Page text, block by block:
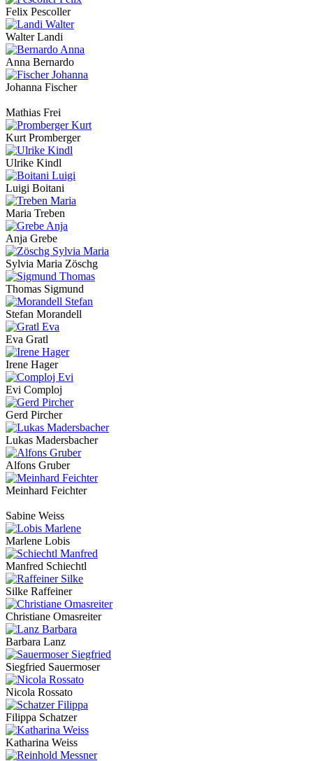
Felix Pescoller
Walter Landi
Anna Bernardo
Johanna Fischer
Mathias Frei
Kurt Promberger
Ulrike Kindl
Luigi Boitani
Maria Treben
Anja Grebe
Sylvia Maria Zöschg
Thomas Sigmund
Stefan Morandell
Eva Gratl
Irene Hager
Evi Comploj
Gerd Pircher
Lukas Madersbacher
Alfons Gruber
Meinhard Feichter
Sabine Weiss
Marlene Lobis
Manfred Schiechtl
Silke Raffeiner
Christiane Omasreiter
Barbara Lanz
Siegfried Sauermoser
Nicola Rossato
Filippa Schatzer
Katharina Weiss